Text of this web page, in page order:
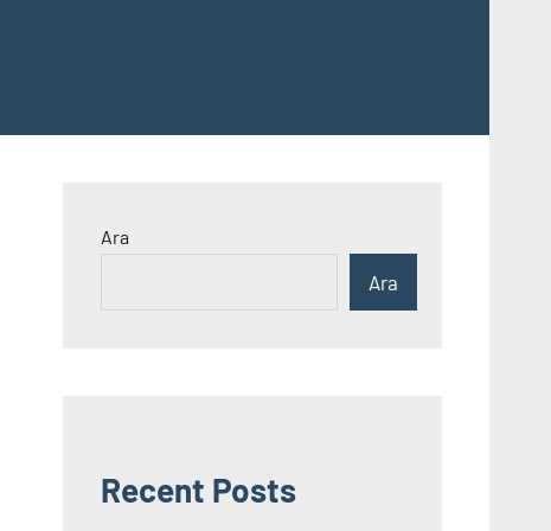
Ara
Ara
Recent Posts